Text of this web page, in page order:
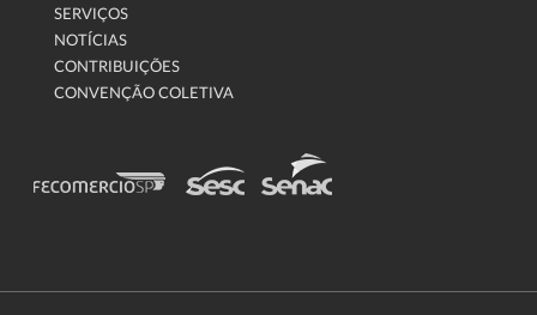
SERVIÇOS
NOTÍCIAS
CONTRIBUIÇÕES
CONVENÇÃO COLETIVA